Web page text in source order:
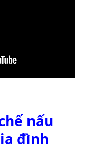
nấu
đình